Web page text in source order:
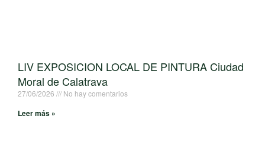
LIV EXPOSICION LOCAL DE PINTURA Ciudad
Moral de Calatrava
27/06/2026 No hay comentarios
Leer más »